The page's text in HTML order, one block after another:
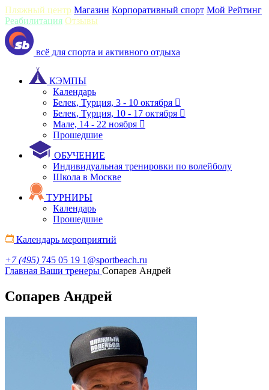
Пляжный центр Магазин Корпоративный спорт Мой Рейтинг
Реабилитация Отзывы
всё для спорта и активного отдыха
КЭМПЫ
Календарь
Белек, Турция, 3 - 10 октября
Белек, Турция, 10 - 17 октября
Мале, 14 - 22 ноября
Прошедшие
ОБУЧЕНИЕ
Индивидуальная тренировки по волейболу
Школа в Москве
ТУРНИРЫ
Календарь
Прошедшие
Календарь мероприятий
+7 (495) 745 05 19 1@sportbeach.ru
Главная Ваши тренеры Сопарев Андрей
Сопарев Андрей